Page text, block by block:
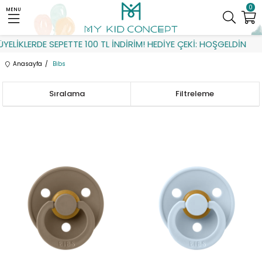
SEPETTE 100 TL İNDİRİM! HEDİYE ÇEKİ: HOŞGELDİN
0
MENU
Anasayfa Bibs
Filtreleme
Sıralama